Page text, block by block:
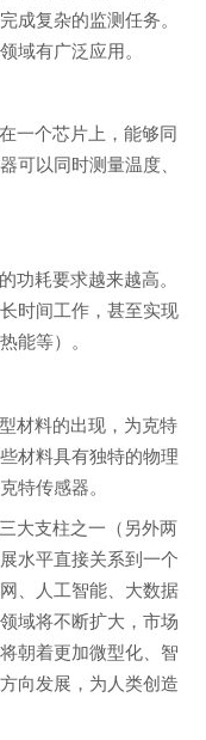
成复杂的监测任务。
域有广泛应用。
一个芯片上，能够同
可以同时测量温度、
功耗要求越来越高。
时间工作，甚至实现
能等）。
材料的出现，为克特
材料具有独特的物理
特传感器。
大支柱之一（另外两
水平直接关系到一个
、人工智能、大数据
域将不断扩大，市场
朝着更加微型化、智
向发展，为人类创造